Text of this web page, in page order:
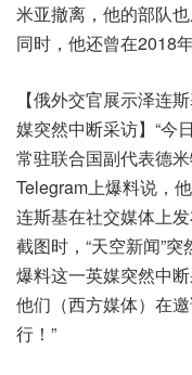
米亚撤离，他的部队
同时，他还曾在2018
【俄外交官展示泽连
媒突然中断采访】“今
常驻联合国副代表德
Telegram上爆料说，
连斯基在社交媒体上
截图时，“天空新闻”
爆料这一英媒突然中
他们（西方媒体）在
行！”